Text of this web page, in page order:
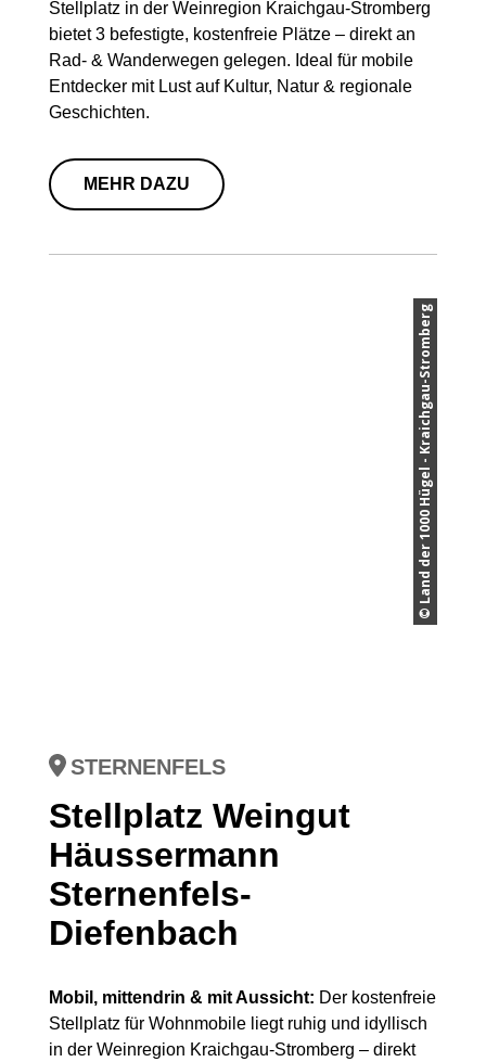
Stellplatz in der Weinregion Kraichgau-Stromberg
bietet 3 befestigte, kostenfreie Plätze – direkt an
Rad- & Wanderwegen gelegen. Ideal für mobile
Entdecker mit Lust auf Kultur, Natur & regionale
Geschichten.
MEHR DAZU
© Land der 1000 Hügel - Kraichgau-Stromberg
STERNENFELS
Stellplatz Weingut
Häussermann
Sternenfels-
Diefenbach
Mobil, mittendrin & mit Aussicht: Der kostenfreie
Stellplatz für Wohnmobile liegt ruhig und idyllisch
in der Weinregion Kraichgau-Stromberg – direkt